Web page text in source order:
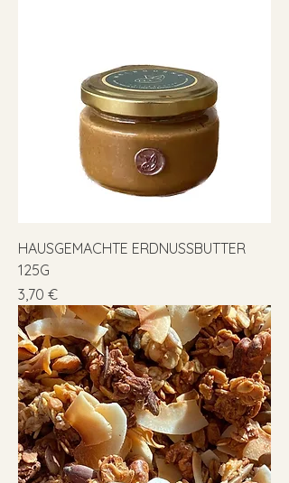
HAUSGEMACHTE ERDNUSSBUTTER
125G
Preis
3,70 €